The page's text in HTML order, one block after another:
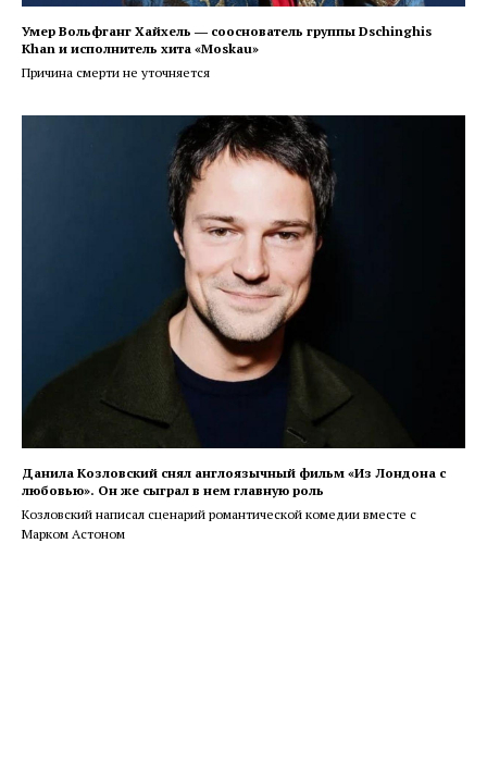
Умер Вольфганг Хайхель ― сооснователь группы Dschinghis
Khan и исполнитель хита «Moskau»
Причина смерти не уточняется
Данила Козловский снял англоязычный фильм «Из Лондона с
любовью». Он же сыграл в нем главную роль
Козловский написал сценарий романтической комедии вместе с
Марком Астоном